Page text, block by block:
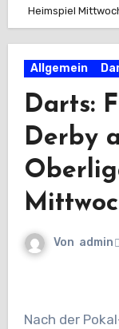
Heimspiel
Allgemein
Darts:
Derby
Von admin
Nach der Pokal-bedingten Pause der Vorwoche